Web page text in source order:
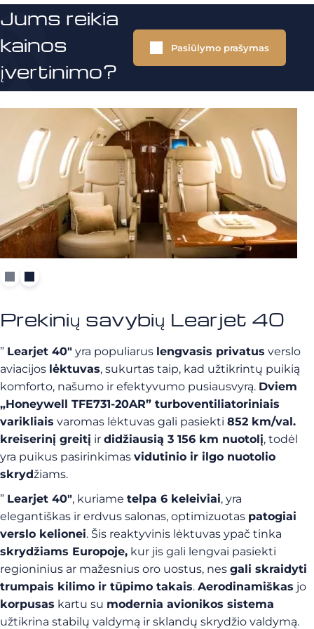
Jums reikia
kainos
įvertinimo?
Pasiūlymo prašymas
Prekinių savybių Learjet 40
” Learjet 40″ yra populiarus lengvasis privatus verslo
aviacijos lėktuvas, sukurtas taip, kad užtikrintų puikią
komforto, našumo ir efektyvumo pusiausvyrą. Dviem
„Honeywell TFE731-20AR” turboventiliatoriniais
varikliais varomas lėktuvas gali pasiekti 852 km/val.
kreiserinį greitį ir didžiausią 3 156 km nuotolį, todėl
yra puikus pasirinkimas vidutinio ir ilgo nuotolio
skrydžiams.
” Learjet 40″, kuriame telpa 6 keleiviai, yra
elegantiškas ir erdvus salonas, optimizuotas patogiai
verslo kelionei. Šis reaktyvinis lėktuvas ypač tinka
skrydžiams Europoje, kur jis gali lengvai pasiekti
regioninius ar mažesnius oro uostus, nes gali skraidyti
trumpais kilimo ir tūpimo takais. Aerodinamiškas jo
korpusas kartu su modernia avionikos sistema
užtikrina stabilų valdymą ir sklandų skrydžio valdymą.